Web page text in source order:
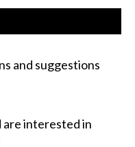
and suggestions
are interested in